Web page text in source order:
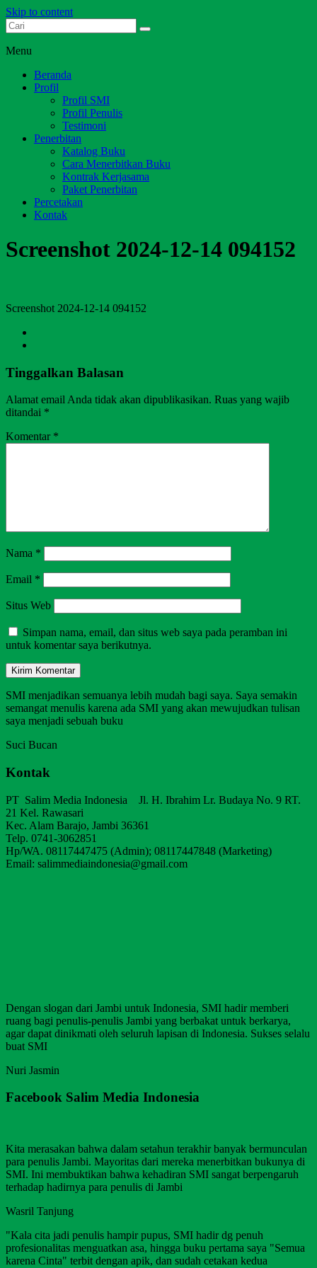
Skip to content
Dari Jambi untuk Indonesia
Menu
Beranda
Profil
Profil SMI
Profil Penulis
Testimoni
Penerbitan
Katalog Buku
Cara Menerbitkan Buku
Kontrak Kerjasama
Paket Penerbitan
Percetakan
Kontak
Screenshot 2024-12-14 094152
Screenshot 2024-12-14 094152
Tinggalkan Balasan
Alamat email Anda tidak akan dipublikasikan. Ruas yang wajib
ditandai *
Komentar *
Nama *
Email *
Situs Web
Simpan nama, email, dan situs web saya pada peramban ini
untuk komentar saya berikutnya.
SMI menjadikan semuanya lebih mudah bagi saya. Saya semakin
semangat menulis karena ada SMI yang akan mewujudkan tulisan
saya menjadi sebuah buku
Suci Bucan
Kontak
PT Salim Media Indonesia Jl. H. Ibrahim Lr. Budaya No. 9 RT.
21 Kel. Rawasari
Kec. Alam Barajo, Jambi 36361
Telp. 0741-3062851
Hp/WA. 08117447475 (Admin); 08117447848 (Marketing)
Email: salimmediaindonesia@gmail.com
Dengan slogan dari Jambi untuk Indonesia, SMI hadir memberi
ruang bagi penulis-penulis Jambi yang berbakat untuk berkarya,
agar dapat dinikmati oleh seluruh lapisan di Indonesia. Sukses selalu
buat SMI
Nuri Jasmin
Facebook Salim Media Indonesia
Kita merasakan bahwa dalam setahun terakhir banyak bermunculan
para penulis Jambi. Mayoritas dari mereka menerbitkan bukunya di
SMI. Ini membuktikan bahwa kehadiran SMI sangat berpengaruh
terhadap hadirnya para penulis di Jambi
Wasril Tanjung
"Kala cita jadi penulis hampir pupus, SMI hadir dg penuh
profesionalitas menguatkan asa, hingga buku pertama saya "Semua
karena Cinta" terbit dengan apik, dan sudah cetakan kedua